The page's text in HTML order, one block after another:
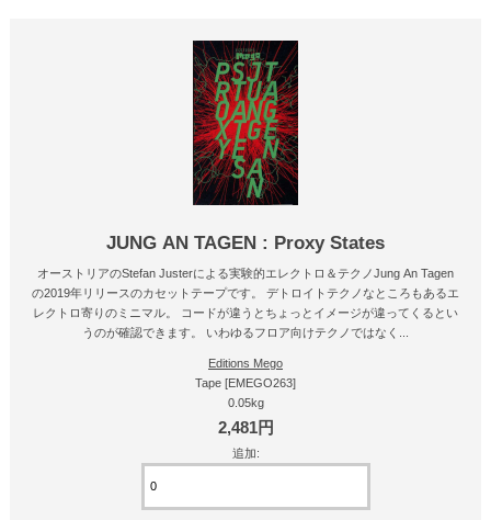
JUNG AN TAGEN : Proxy States
オーストリアのStefan Justerによる実験的エレクトロ＆テクノJung An Tagen
の2019年リリースのカセットテープです。 デトロイトテクノなところもあるエ
レクトロ寄りのミニマル。 コードが違うとちょっとイメージが違ってくるとい
うのが確認できます。 いわゆるフロア向けテクノではなく...
Editions Mego
Tape [EMEGO263]
0.05kg
2,481円
追加: